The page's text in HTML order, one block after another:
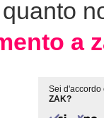
a
Sei d'accordo
ZAK?